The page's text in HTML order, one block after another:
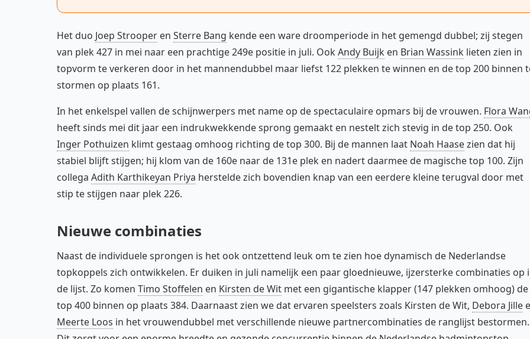
Het duo Joep Strooper en Sterre Bang kende een ware droomperiode in het gemengd dubbel; zij stegen
van plek 427 in mei naar een prachtige 249e positie in juli. OokAndy Buijk en Brian Wassink lieten zien in
topvorm te verkeren door in het mannendubbel maar liefst 122 plekken te winnen en de top 200 binnen
stormen op plaats 161.
In het enkelspel vallen de schijnwerpers met name op de spectaculaire opmars bij de vrouwen. Flora
heeft sinds mei dit jaar een indrukwekkende sprong gemaakt en nestelt zich stevig in de top 250. Ook
Inger Pothuizen klimt gestaag omhoog richting de top 300. Bij de mannen laat Noah Haasezien dat hij
stabiel blijft stijgen; hij klom van de 160e naar de 131e plek en nadert daarmee de magische top 100. Zijn
collega Adith Karthikeyan Priya herstelde zich bovendien knap van een eerdere kleine terugval door met
stip te stijgen naar plek 226.
Nieuwe combinaties
Naast de individuele sprongen is het ook ontzettend leuk om te zien hoe dynamisch de Nederlandse
topkoppels zich ontwikkelen. Er duiken in juli namelijk een paar gloednieuwe, ijzersterke combinaties op
de lijst. Zo komen Timo Stoffelen en Kirsten de Wit met een gigantische klapper (147 plekken omhoog) de
top 400 binnen op plaats 384. Daarnaast zien we dat ervaren speelsters zoals Kirsten de Wit, Debora Jille
Meerte Loos in het vrouwendubbel met verschillende nieuwe partnercombinaties de ranglijst bestormen.